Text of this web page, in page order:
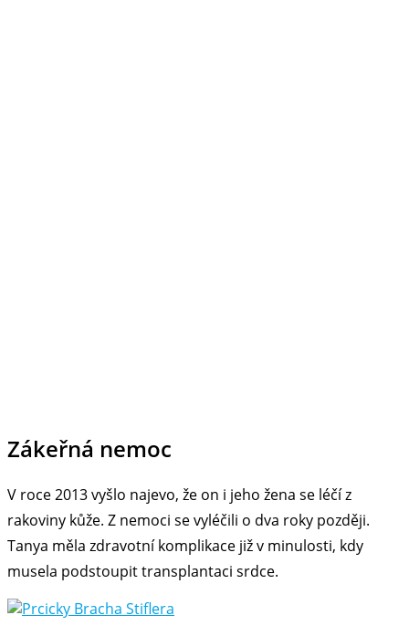
Zákeřná nemoc
V roce 2013 vyšlo najevo, že on i jeho žena se léčí z
rakoviny kůže. Z nemoci se vyléčili o dva roky později.
Tanya měla zdravotní komplikace již v minulosti, kdy
musela podstoupit transplantaci srdce.